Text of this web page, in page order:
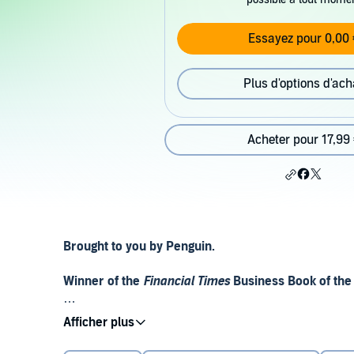
Essayez pour 0,00
Plus d'options
Acheter pour 17,99
Brought to you by Penguin.
Winner of the Financial TimesBusiness Book of
We used to think of failure as a problem, to be
desirable - that we must ‘fail fast, fail often’. The
from the bad. As a result, we miss the opportunity
©2023 Amy C. Edmondson (P)2023 Penguin Audio